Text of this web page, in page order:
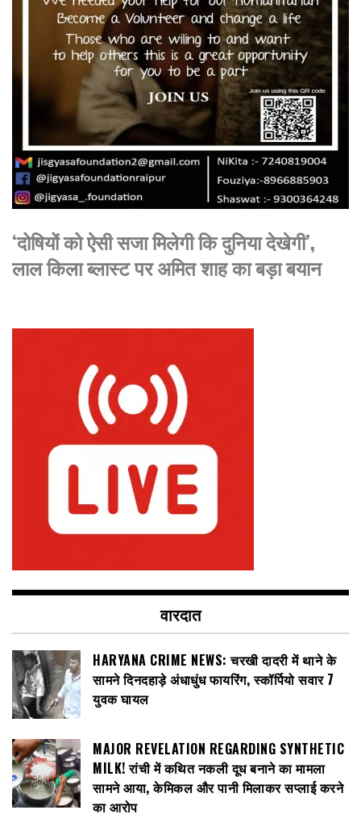
‘दोषियों को ऐसी सजा मिलेगी कि दुनिया देखेगी’,
लाल किला ब्लास्ट पर अमित शाह का बड़ा बयान
वारदात
HARYANA CRIME NEWS: चरखी दादरी में थाने के
सामने दिनदहाड़े अंधाधुंध फायरिंग, स्कॉर्पियो सवार 7
युवक घायल
MAJOR REVELATION REGARDING SYNTHETIC
MILK! रांची में कथित नकली दूध बनाने का मामला
सामने आया, केमिकल और पानी मिलाकर सप्लाई करने
का आरोप